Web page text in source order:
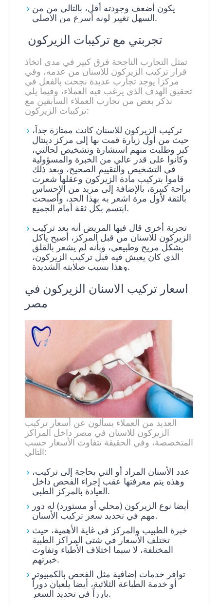
يكون أضعف وجودته أقل، بالتالي من من
السهل تغيير لونه أسرع من الأصلي.
تجربتي مع تركيبات الزيركون
تمثل التجارب الناجحة فرق كبير في مدى اتخاذ
قرار تركيب الزيركون للاسنان من عدمه، وفي
مركزا يوجد تجارب عديدة نجحت بالفعل في
تحقيق الهدف الذي يرغب فيه العملاء، وفيما يلي
نذكر بعض من تجارب العملاء السابقين مع
تركيبات الزيركون:
تركيب الزيركون للاسنان كانت ممتازة جداً،
حيث من أول زيارة قمت بها إلى مركز دينتال
كير وطلبت منهم استشارة وتشخيص لحالتي،
وكانوا على قدر عالي من الخبرة والمسؤولية
في التشخيص والتقييم الصحيح، وبعد ذلك
قاموا بتركيب مادة الزيركون وعقلها شعرت
براحة كبيرة، بالإضافة إلى مزيد من الإحساس
بالثقة لأول مرة اشعر به بهذا الحد، وأصبحت
ابتسم بكل ثقة أمام الجميع.
تجربة أخرى قال فيها المريض أنه بعد تركيب
الزيركون للاسنان من قبل المركز، أصبح يأكل
بشكل مريح وطبيعي، وبأنه لم يشعر بالقلق
الذي كان يعيش فيه قبل تركيب الزيركون،
وهذا بسبب صلابته الشديدة.
اسعار تركيب الاسنان الزيركون في
مصر
العديد من العملاء يسألون عن أسعار تركيب
الزيركون للاسنان في مصر داخل المراكز
المتخصصة، وفي الحقيقة تتفاوت الأسعار حسب
التالي:
عدد الأسنان المراد أو التي بحاجة إلى تركيب،
وهذه يتم معرفتها عقب إجراء الفحص داخل
العيادة بالمركز الطبي.
أيضا نوع الزيركون (محلي أو مستورد) له دور
مهم في تحديد سعر تركيب الأسنان.
خبرة الطبيب والمركز في غاية الأهمية، حيث
تختلف الأسعار في شتى المراكز الطبية
المختلفة، لا سيما اختلاف الأطباء وتفاوت
خبرتهم.
توافر خدمات إضافية مثل الفحص بالكمبيوتر
أو خدمة الطباعة الثلاثية، أيضا يلعبان دوراً
بارزاً في تحديد السعر.